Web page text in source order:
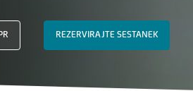
REZERVIRAJTE SESTANEK